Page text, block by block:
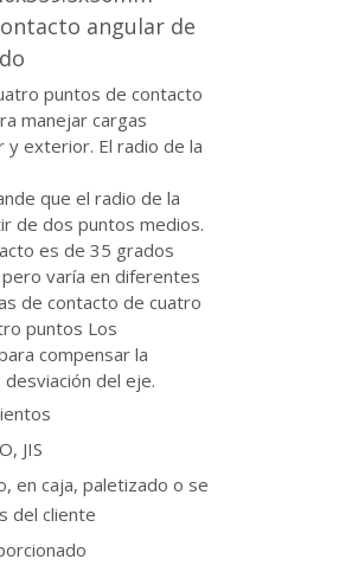
angular de
puntos de contacto
manejar cargas
y exterior. El radio de la
que el radio de la
de dos puntos medios.
es de 35 grados
varía en diferentes
de contacto de cuatro
puntos Los
compensar la
del eje.
JIS
en caja, paletizado o se
del cliente